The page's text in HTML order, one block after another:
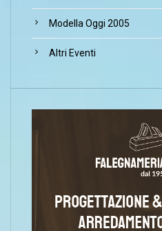
Modella Oggi 2005
Altri Eventi